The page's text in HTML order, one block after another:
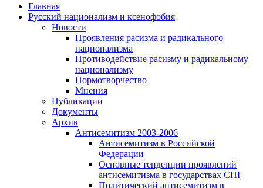
Главная
Русский национализм и ксенофобия
Новости
Проявления расизма и радикального
национализма
Противодействие расизму и радикальному
национализму
Нормотворчество
Мнения
Публикации
Документы
Архив
Антисемитизм 2003-2006
Антисемитизм в Российской
Федерации
Основные тенденции проявлений
антисемитизма в государствах СНГ
Политический антисемитизм в